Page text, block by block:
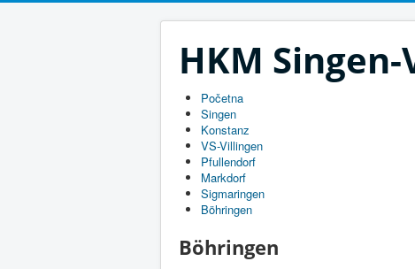
HKM
Početna
Singen
Konstanz
VS-Villingen
Pfullendorf
Markdorf
Sigmaringen
Böhringen
Böhringen